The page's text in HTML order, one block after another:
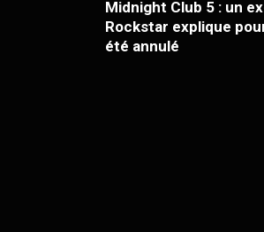
Midnight Club 5 : un
Rockstar explique
été annulé